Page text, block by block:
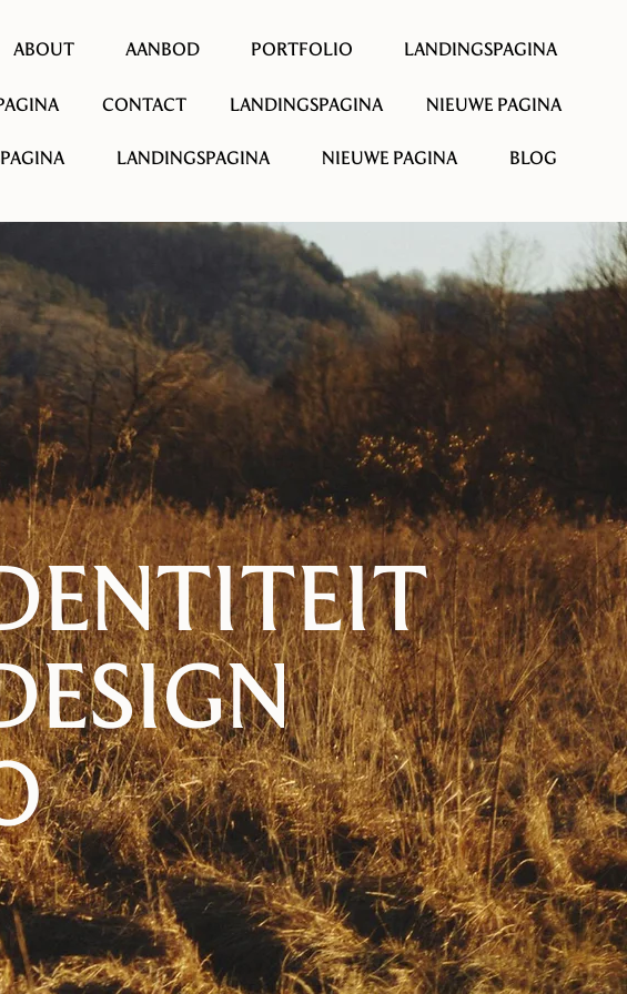
ABOUT AANBOD PORTFOLIO LANDINGSPAGINA
CONTACT LANDINGSPAGINA NIEUWE PAGINA
LANDINGSPAGINA NIEUWE PAGINA BLOG